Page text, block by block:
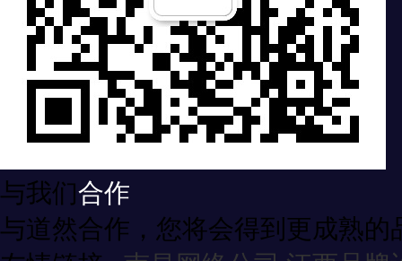
与我们合作
与道然合作，您将会得到更成熟的